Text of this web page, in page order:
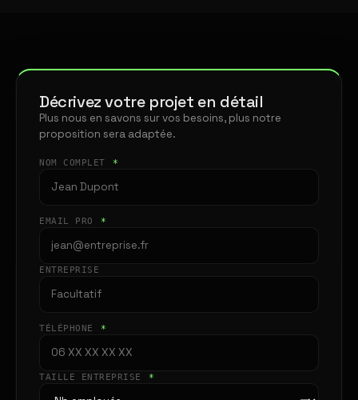
Décrivez votre projet en détail
Plus nous en savons sur vos besoins, plus notre
proposition sera adaptée.
NOM COMPLET *
EMAIL PRO *
ENTREPRISE
TÉLÉPHONE *
TAILLE ENTREPRISE *